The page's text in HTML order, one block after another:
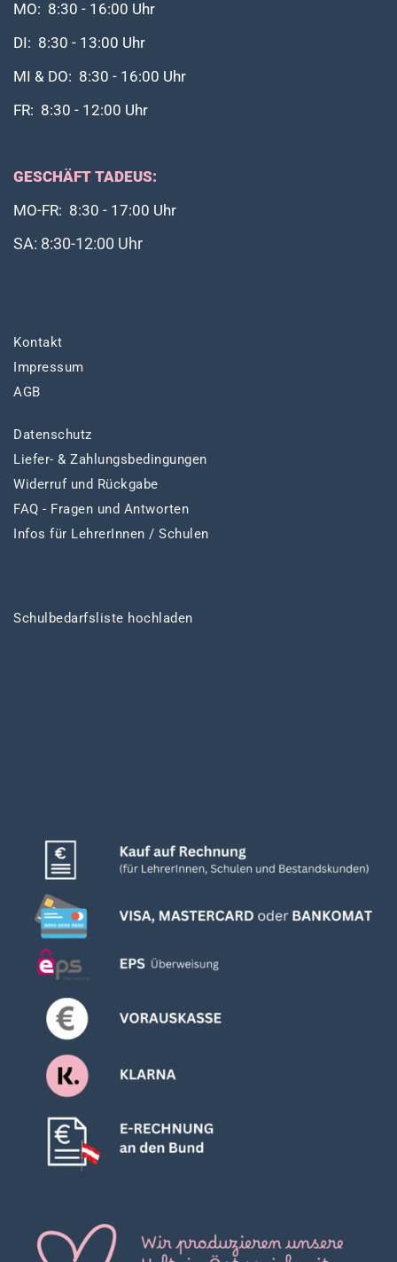
MO: 8:30 - 16:00 Uhr
DI: 8:30 - 13:00 Uhr
MI & DO: 8:30 - 16:00 Uhr
FR: 8:30 - 12:00 Uhr
GESCHÄFT TADEUS:
MO-FR: 8:30 - 17:00 Uhr
SA: 8:30-12:00 Uhr
Kontakt
Impressum
AGB
Datenschutz
Liefer- & Zahlungsbedingungen
Widerruf und Rückgabe
FAQ - Fragen und Antworten
Infos für LehrerInnen / Schulen
Schulbedarfsliste hochladen